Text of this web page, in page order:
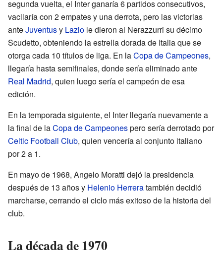
segunda vuelta, el Inter ganaría 6 partidos consecutivos,
vacilaría con 2 empates y una derrota, pero las victorias
anteJuventusy Lazio le dieron al Nerazzurri su décimo
Scudetto, obteniendo la estrella dorada de Italia que se
otorga cada 10 títulos de liga. En laCopa de Campeones,
llegaría hasta semifinales, donde sería eliminado ante
Real Madrid, quien luego sería el campeón de esa
edición.
En la temporada siguiente, el Inter llegaría nuevamente a
la final de laCopa de Campeonespero sería derrotado por
Celtic Football Club, quien vencería al conjunto italiano
por 2 a 1.
En mayo de 1968, Angelo Moratti dejó la presidencia
después de 13 años y Helenio Herreratambién decidió
marcharse, cerrando el ciclo más exitoso de la historia del
club.
La década de 1970